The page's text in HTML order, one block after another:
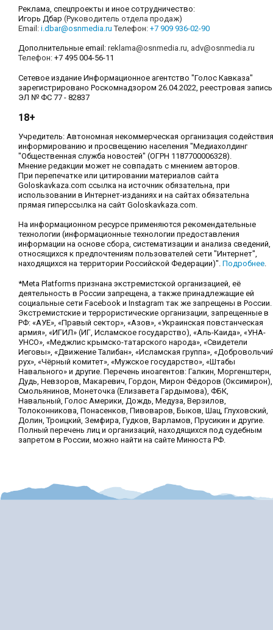
Реклама, спецпроекты и иное сотрудничество:
Игорь Дбар (Руководитель отдела продаж)
Email: i.dbar@osnmedia.ru Телефон: +7 909 936-02-90
Дополнительные email: reklama@osnmedia.ru adv@osnmedia.ru
Телефон: +7 495 004-56-11
Сетевое издание Информационное агентство "Голос Кавказа"
зарегистрировано Роскомнадзором 26.04.2022, реестровая запись
ЭЛ № ФС 77 - 82837
18+
Учредитель: Автономная некоммерческая организация содействия
информированию и просвещению населения "Медиахолдинг
"Общественная служба новостей" (ОГРН 1187700006328).
Мнение редакции может не совпадать с мнением авторов.
При перепечатке или цитировании материалов сайта
Goloskavkaza.com ссылка на источник обязательна, при
использовании в Интернет-изданиях и на сайтах обязательна
прямая гиперссылка на сайт Goloskavkaza.com.
На информационном ресурсе применяются рекомендательные
технологии (информационные технологии предоставления
информации на основе сбора, систематизации и анализа сведений,
относящихся к предпочтениям пользователей сети "Интернет",
находящихся на территории Российской Федерации)". Подробнее
*Meta Platforms признана экстремистской организацией, её
деятельность в России запрещена, а также принадлежащие ей
социальные сети Facebook и Instagram так же запрещены в России.
Экстремистские и террористические организации, запрещенные в
РФ: «АУЕ», «Правый сектор», «Азов», «Украинская повстанческая
армия», «ИГИЛ» (ИГ, Исламское государство), «Аль-Каида», «УНА-
УНСО», «Меджлис крымско-татарского народа», «Свидетели
Иеговы», «Движение Талибан», «Исламская группа»,
рух», «Чёрный комитет», «Мужское государство», «Штабы
Навального» и другие. Перечень иноагентов: Галкин, Моргенштерн,
Дудь, Невзоров, Макаревич, Гордон, Мирон Фёдоров (Оксимирон),
Смольянинов, Монеточка (Елизавета Гардымова), ФБК,
Навальный, Голос Америки, Дождь, Медуза, Верзилов,
Толоконникова, Понасенков, Пивоваров, Быков, Шац, Глуховский,
Долин, Троицкий, Земфира, Гудков, Варламов, Прусикин и другие.
Полный перечень лиц и организаций, находящихся под судебным
запретом в России, можно найти на сайте Минюста РФ.